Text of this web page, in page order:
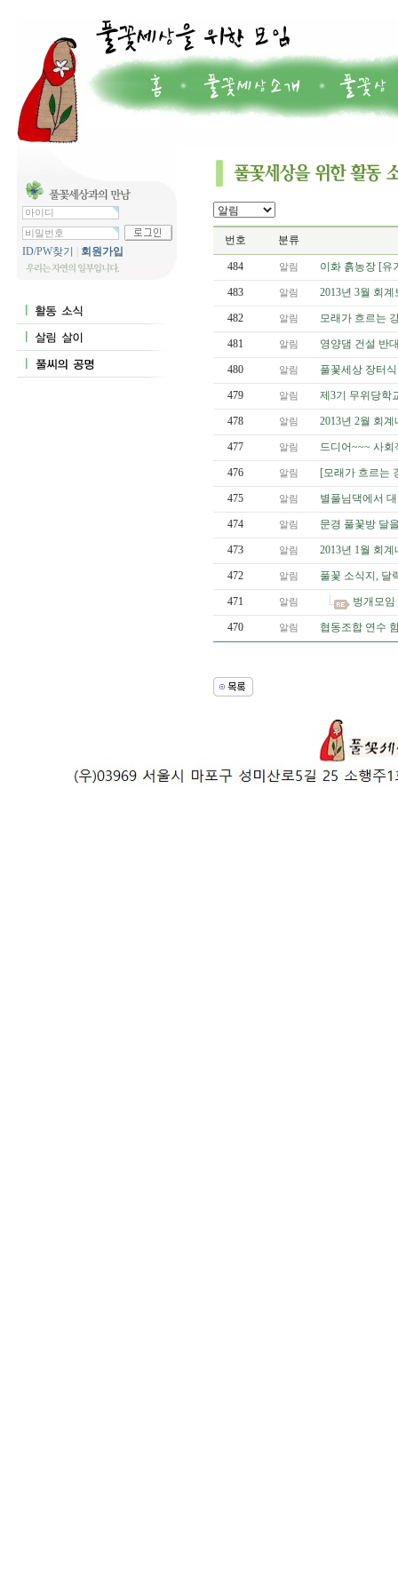
ID/PW찾기 회원가입
번호 분류
484 알림 이화 흙농장 [유
483 알림 2013년 3월 회계
482 알림 모래가 흐르는
481 알림 영양댐 건설 반
480 알림 풀꽃세상 장터
479 알림 제3기 무위당학
478 알림 2013년 2월 회계
477 알림 드디어~~~ 사
476 알림 [모래가 흐르는
475 알림 별풀님댁에서
474 알림 문경 풀꽃방 달
473 알림 2013년 1월 회계
472 알림 풀꽃 소식지, 달
471 알림 벙개모임
470 알림 협동조합 연수